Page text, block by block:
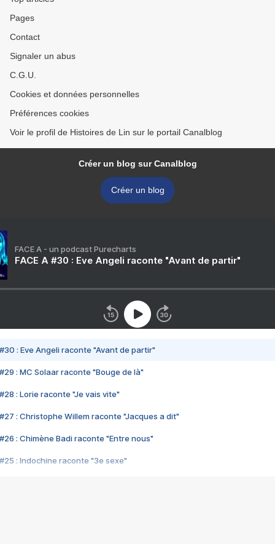
Pages
Contact
Signaler un abus
C.G.U.
Cookies et données personnelles
Préférences cookies
Voir le profil de Histoires de Lin sur le portail Canalblog
Créer un blog sur Canalblog
Créer un blog
FACE A - un podcast Purecharts
FACE A #30 : Eve Angeli raconte "Avant de partir"
#30 : Eve Angeli raconte "Avant de partir"
#29 : MC Solaar raconte "Bouge de là"
#28 : Lorie raconte "Je vais vite"
#27 : Christophe Willem raconte "Jacques a dit"
#26 : Chimène Badi raconte "Entre nous"
#25 : Indochine raconte "3e sexe"